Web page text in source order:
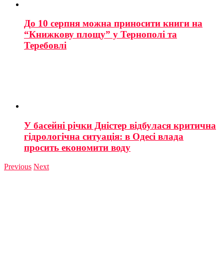
До 10 серпня можна приносити книги на
“Книжкову площу” у Тернополі та
Теребовлі
У басейні річки Дністер відбулася критична
гідрологічна ситуація: в Одесі влада
просить економити воду
Previous Next